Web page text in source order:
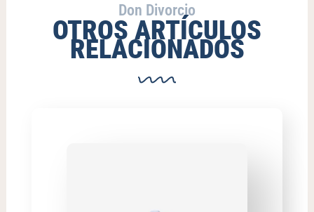
Don Divorcio
OTROS ARTÍCULOS
RELACIONADOS